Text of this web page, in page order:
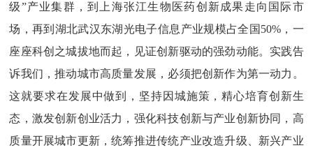
级”产业集群，到上海张江生物医药创新成果走向国际市
场，再到湖北武汉东湖光电子信息产业规模占全国50%，一
座座科创之城拔地而起，见证创新驱动的强劲动能。实践告
诉我们，推动城市高质量发展，必须把创新作为第一动力。
这就要求在发展中做到，坚持因城施策，精心培育创新生
态，激发创新创业活力，强化科技创新与产业创新协同，高
质量开展城市更新，统筹推进传统产业改造升级、新兴产业